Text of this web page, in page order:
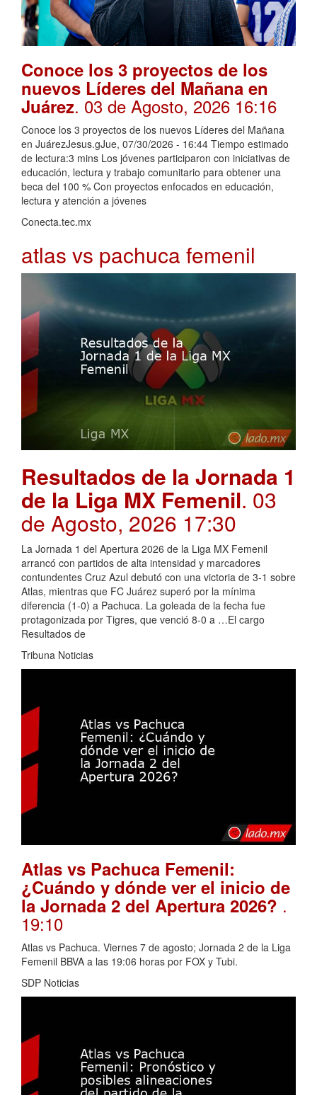
Conoce los 3 proyectos de los
nuevos Líderes del Mañana en
Juárez. 03 de Agosto, 2026 16:16
Conoce los 3 proyectos de los nuevos Líderes del Mañana
en JuárezJesus.gJue, 07/30/2026 - 16:44 Tiempo estimado
de lectura:3 mins Los jóvenes participaron con iniciativas de
educación, lectura y trabajo comunitario para obtener una
beca del 100 % Con proyectos enfocados en educación,
lectura y atención a jóvenes
Conecta.tec.mx
atlas vs pachuca femenil
Resultados de la Jornada 1
de la Liga MX Femenil. 03
de Agosto, 2026 17:30
La Jornada 1 del Apertura 2026 de la Liga MX Femenil
arrancó con partidos de alta intensidad y marcadores
contundentes Cruz Azul debutó con una victoria de 3-1 sobre
Atlas, mientras que FC Juárez superó por la mínima
diferencia (1-0) a Pachuca. La goleada de la fecha fue
protagonizada por Tigres, que venció 8-0 a …El cargo
Resultados de
Tribuna Noticias
Atlas vs Pachuca Femenil:
¿Cuándo y dónde ver el inicio de
la Jornada 2 del Apertura 2026? .
19:10
Atlas vs Pachuca. Viernes 7 de agosto; Jornada 2 de la Liga
Femenil BBVA a las 19:06 horas por FOX y Tubi.
SDP Noticias